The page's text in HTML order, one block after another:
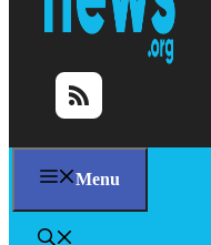
Menu